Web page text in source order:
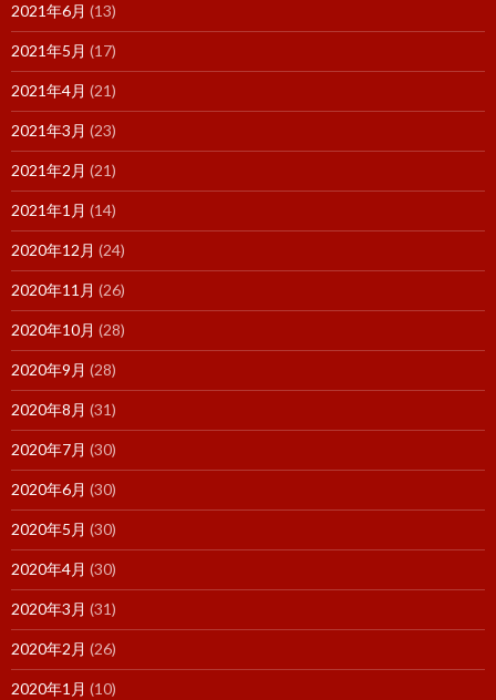
2021年6月 (13)
2021年5月 (17)
2021年4月 (21)
2021年3月 (23)
2021年2月 (21)
2021年1月 (14)
2020年12月 (24)
2020年11月 (26)
2020年10月 (28)
2020年9月 (28)
2020年8月 (31)
2020年7月 (30)
2020年6月 (30)
2020年5月 (30)
2020年4月 (30)
2020年3月 (31)
2020年2月 (26)
2020年1月 (10)